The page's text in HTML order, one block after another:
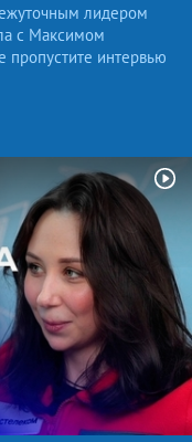
лидером
с Максимом
пропустите интервью